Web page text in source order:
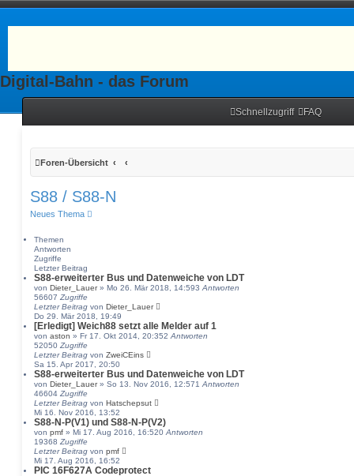
Digital-Bahn - das Forum
Schnellzugriff FAQ
Foren-Übersicht
S88 / S88-N
Neues Thema
Themen
Antworten
Zugriffe
Letzter Beitrag
S88-erweiterter Bus und Datenweiche von LDT
von Dieter_Lauer» Mo 26. Mär 2018, 14:593 Antworten
56607 Zugriffe
Letzter Beitrag von Dieter_Lauer
Do 29. Mär 2018, 19:49
[Erledigt] Weich88 setzt alle Melder auf 1
von aston » Fr 17. Okt 2014, 20:352 Antworten
52050 Zugriffe
Letzter Beitrag von ZweiCEins
Sa 15. Apr 2017, 20:50
S88-erweiterter Bus und Datenweiche von LDT
von Dieter_Lauer» So 13. Nov 2016, 12:571 Antworten
46604 Zugriffe
Letzter Beitrag von Hatschepsut
Mi 16. Nov 2016, 13:52
S88-N-P(V1) und S88-N-P(V2)
von pmf » Mi 17. Aug 2016, 16:520 Antworten
19368 Zugriffe
Letzter Beitrag von pmf
Mi 17. Aug 2016, 16:52
PIC 16F627A Codeprotect